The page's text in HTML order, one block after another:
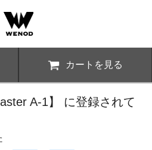
カートを見る
A-1】 に登録されて